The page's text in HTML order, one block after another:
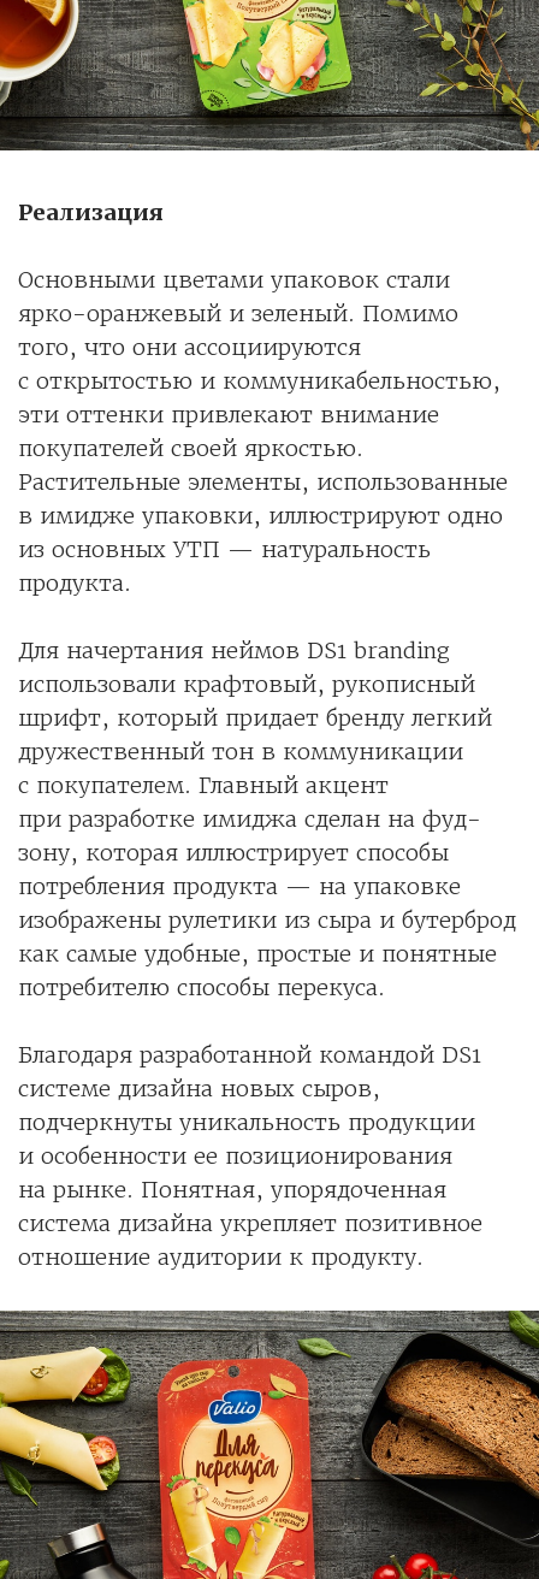
Реализация
Основными цветами упаковок стали
ярко-оранжевый и зеленый. Помимо
того, что они ассоциируются
с открытостью и коммуникабельностью,
эти оттенки привлекают внимание
покупателей своей яркостью.
Растительные элементы, использованные
в имидже упаковки, иллюстрируют одно
из основных УТП — натуральность
продукта.
Для начертания неймов DS1 branding
использовали крафтовый, рукописный
шрифт, который придает бренду легкий
дружественный тон в коммуникации
с покупателем. Главный акцент
при разработке имиджа сделан на фуд-
зону, которая иллюстрирует способы
потребления продукта — на упаковке
изображены рулетики из сыра и бутерброд
как самые удобные, простые и понятные
потребителю способы перекуса.
Благодаря разработанной командой DS1
системе дизайна новых сыров,
подчеркнуты уникальность продукции
и особенности ее позиционирования
на рынке. Понятная, упорядоченная
система дизайна укрепляет позитивное
отношение аудитории к продукту.